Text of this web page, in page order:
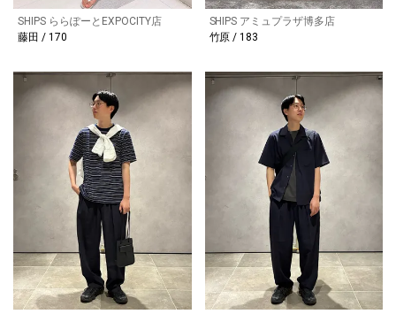
SHIPS ららぽーとEXPOCITY店
藤田 / 170
SHIPS アミュプラザ博多店
竹原 / 183